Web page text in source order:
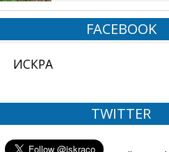
FACEBOOK
ИСКРА
TWITTER